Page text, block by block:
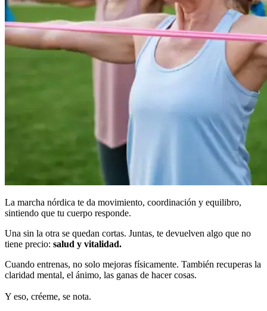
La marcha nórdica te da movimiento, coordinación y equilibro,
sintiendo que tu cuerpo responde.
Una sin la otra se quedan cortas. Juntas, te devuelven algo que no
tiene precio: salud y vitalidad.
Cuando entrenas, no solo mejoras físicamente. También recuperas la
claridad mental, el ánimo, las ganas de hacer cosas.
Y eso, créeme, se nota.